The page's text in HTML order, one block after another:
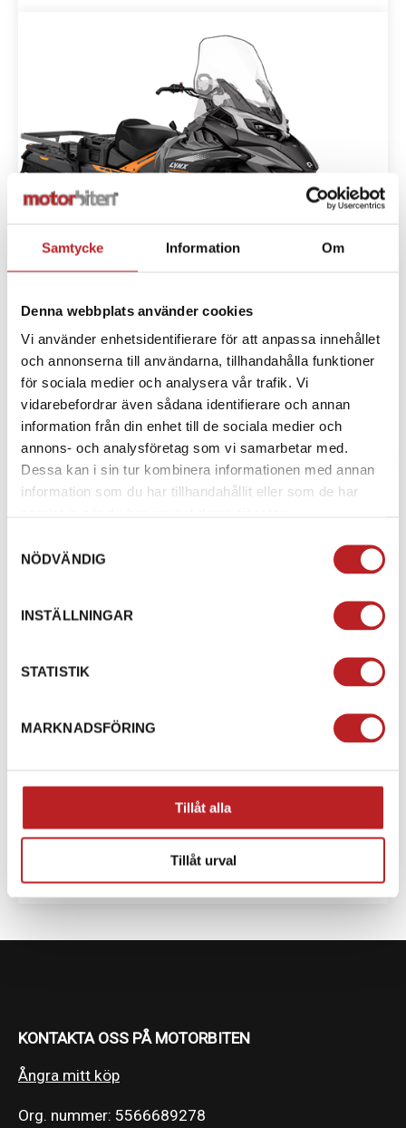
Samtycke Information Om
Denna webbplats använder cookies
Vi använder enhetsidentifierare för att anpassa innehållet
och annonserna till användarna, tillhandahålla funktioner
för sociala medier och analysera vår trafik. Vi
vidarebefordrar även sådana identifierare och annan
information från din enhet till de sociala medier och
annons- och analysföretag som vi samarbetar med.
Dessa kan i sin tur kombinera informationen med annan
information som du har tillhandahållit eller som de har
NÖDVÄNDIG
INSTÄLLNINGAR
STATISTIK
MARKNADSFÖRING
Tillåt alla
Tillåt urval
59 RANGER PRO
Den förnyade arbetssnöskotern 59 Ranger PRO
erbjuder prestanda och värde för både nytta och nöje.
Den unika ledade EasyR...
Från 177 900 kr
59 RANGER CORE
En mångsidig bredbandad snöskoter för både fritid
och vintersysslor. Den förnyade snöskotern 59
KONTAKTA OSS PÅ MOTORBITEN
Ångra mitt köp
Org. nummer: 5566689278